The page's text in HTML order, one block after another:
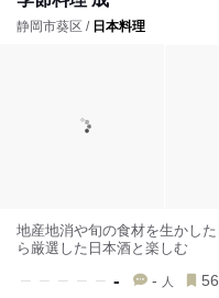
静岡市葵区 / 日本料理
地産地消や旬の食材を生かし
ら厳選した日本酒と楽しむ
- - 人 56